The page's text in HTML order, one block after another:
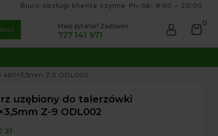
Biuro obsługi klienta czynne Pn-Sb: 8:00 – 20:00
Masz pytania? Zadzwoń
727 141 971
0
460×3,5mm Z-9 ODL002
uzębiony do talerzówki
Z-9 ODL002
zł